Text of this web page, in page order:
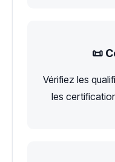
📜
Vérifiez les
les